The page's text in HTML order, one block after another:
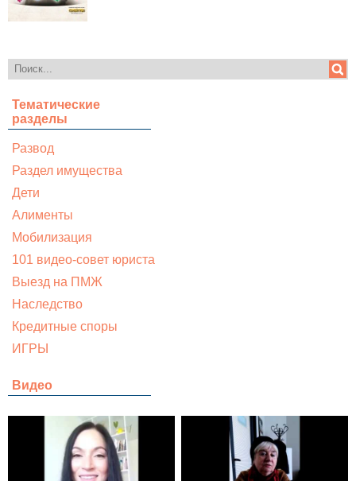
Тематические
разделы
Развод
Раздел имущества
Дети
Алименты
Мобилизация
101 видео-совет юриста
Выезд на ПМЖ
Наследство
Кредитные споры
ИГРЫ
Видео